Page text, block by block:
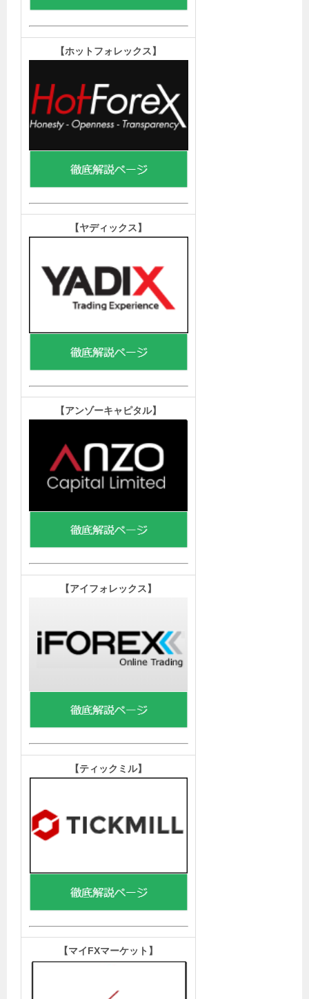
【ホットフォレックス】
【ヤディックス】
【アンゾーキャピタル】
【アイフォレックス】
【ティックミル】
【マイFXマーケット 】